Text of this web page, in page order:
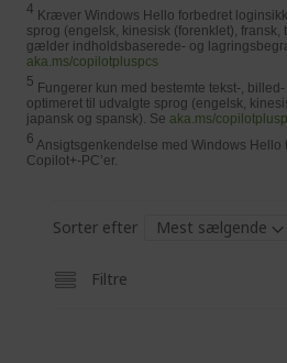
4 Kræver Windows Hello forbedret
sprog (engelsk, kinesisk (forenklet), fransk,
gælder indholdsbaserede- og
aka.ms/copilotpluspcs
5 Fungerer kun med bestemte tekst-,
optimeret til udvalgte sprog (engelsk,
japansk og spansk). Se aka.ms/
6 Ansigtsgenkendelse med Windows
Copilot+-PC’er.
Sorter efter
Filtre